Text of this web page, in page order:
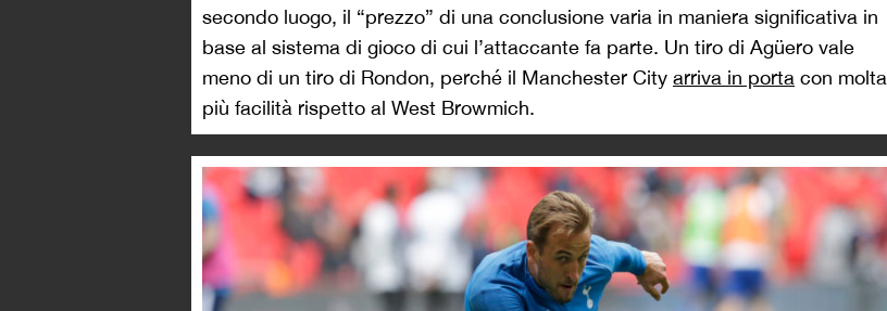
secondo luogo, il “prezzo” di una conclusione varia in maniera significativa in
base al sistema di gioco di cui l’attaccante fa parte. Un tiro di Agüero vale
meno di un tiro di Rondon, perché il Manchester City arriva in porta con molta
più facilità rispetto al West Browmich.